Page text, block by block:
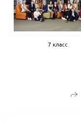
7 класс